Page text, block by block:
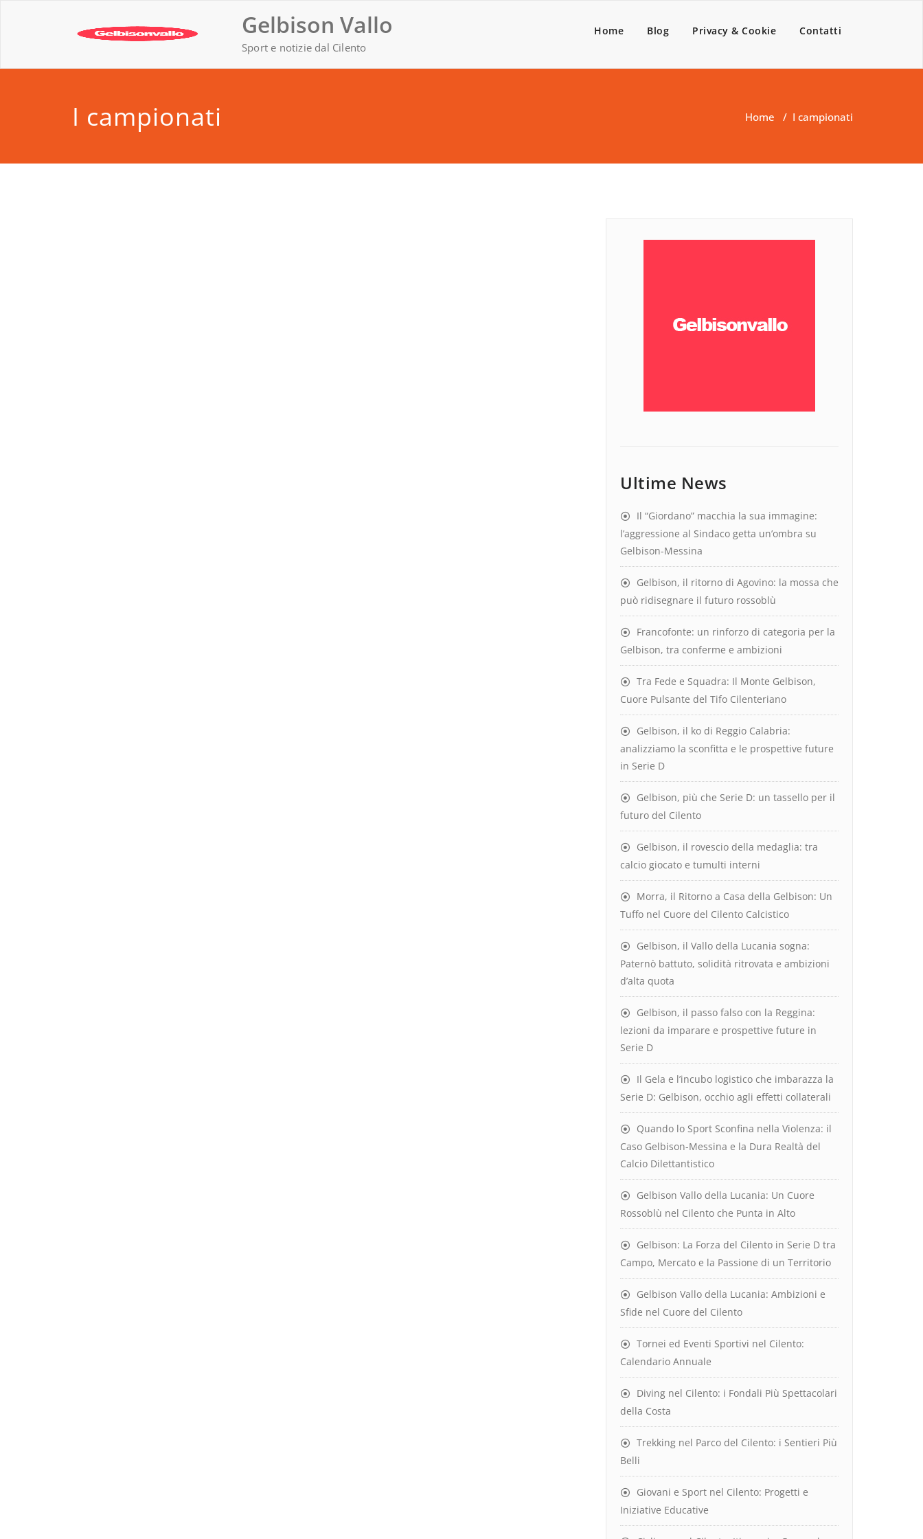
Gelbison Vallo
Sport e notizie dal Cilento
Home Blog Privacy & Cookie Contatti
I campionati Home / I campionati
Ultime News
Il “Giordano” macchia la sua immagine:
l’aggressione al Sindaco getta un’ombra su
Gelbison-Messina
Gelbison, il ritorno di Agovino: la mossa che
può ridisegnare il futuro rossoblù
Francofonte: un rinforzo di categoria per la
Gelbison, tra conferme e ambizioni
Tra Fede e Squadra: Il Monte Gelbison,
Cuore Pulsante del Tifo Cilenteriano
Gelbison, il ko di Reggio Calabria:
analizziamo la sconfitta e le prospettive future
in Serie D
Gelbison, più che Serie D: un tassello per il
futuro del Cilento
Gelbison, il rovescio della medaglia: tra
calcio giocato e tumulti interni
Morra, il Ritorno a Casa della Gelbison: Un
Tuffo nel Cuore del Cilento Calcistico
Gelbison, il Vallo della Lucania sogna:
Paternò battuto, solidità ritrovata e ambizioni
d’alta quota
Gelbison, il passo falso con la Reggina:
lezioni da imparare e prospettive future in
Serie D
Il Gela e l’incubo logistico che imbarazza la
Serie D: Gelbison, occhio agli effetti collaterali
Quando lo Sport Sconfina nella Violenza: il
Caso Gelbison-Messina e la Dura Realtà del
Calcio Dilettantistico
Gelbison Vallo della Lucania: Un Cuore
Rossoblù nel Cilento che Punta in Alto
Gelbison: La Forza del Cilento in Serie D tra
Campo, Mercato e la Passione di un Territorio
Gelbison Vallo della Lucania: Ambizioni e
Sfide nel Cuore del Cilento
Tornei ed Eventi Sportivi nel Cilento:
Calendario Annuale
Diving nel Cilento: i Fondali Più Spettacolari
della Costa
Trekking nel Parco del Cilento: i Sentieri Più
Belli
Giovani e Sport nel Cilento: Progetti e
Iniziative Educative